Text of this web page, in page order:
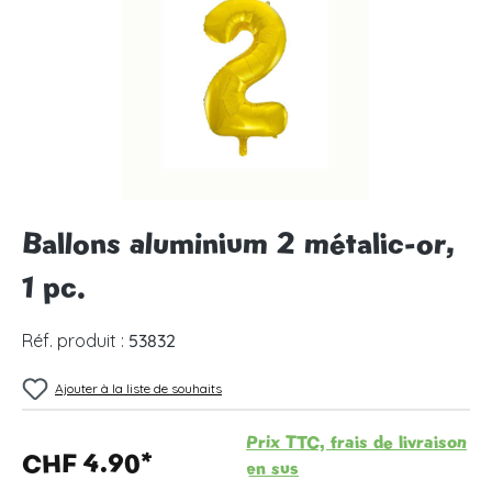
Ballons aluminium 2 métalic-or,
1 pc.
Réf. produit : 53832
Ajouter à la liste de souhaits
CHF 4.90*
Prix TTC, frais de livraison
en sus